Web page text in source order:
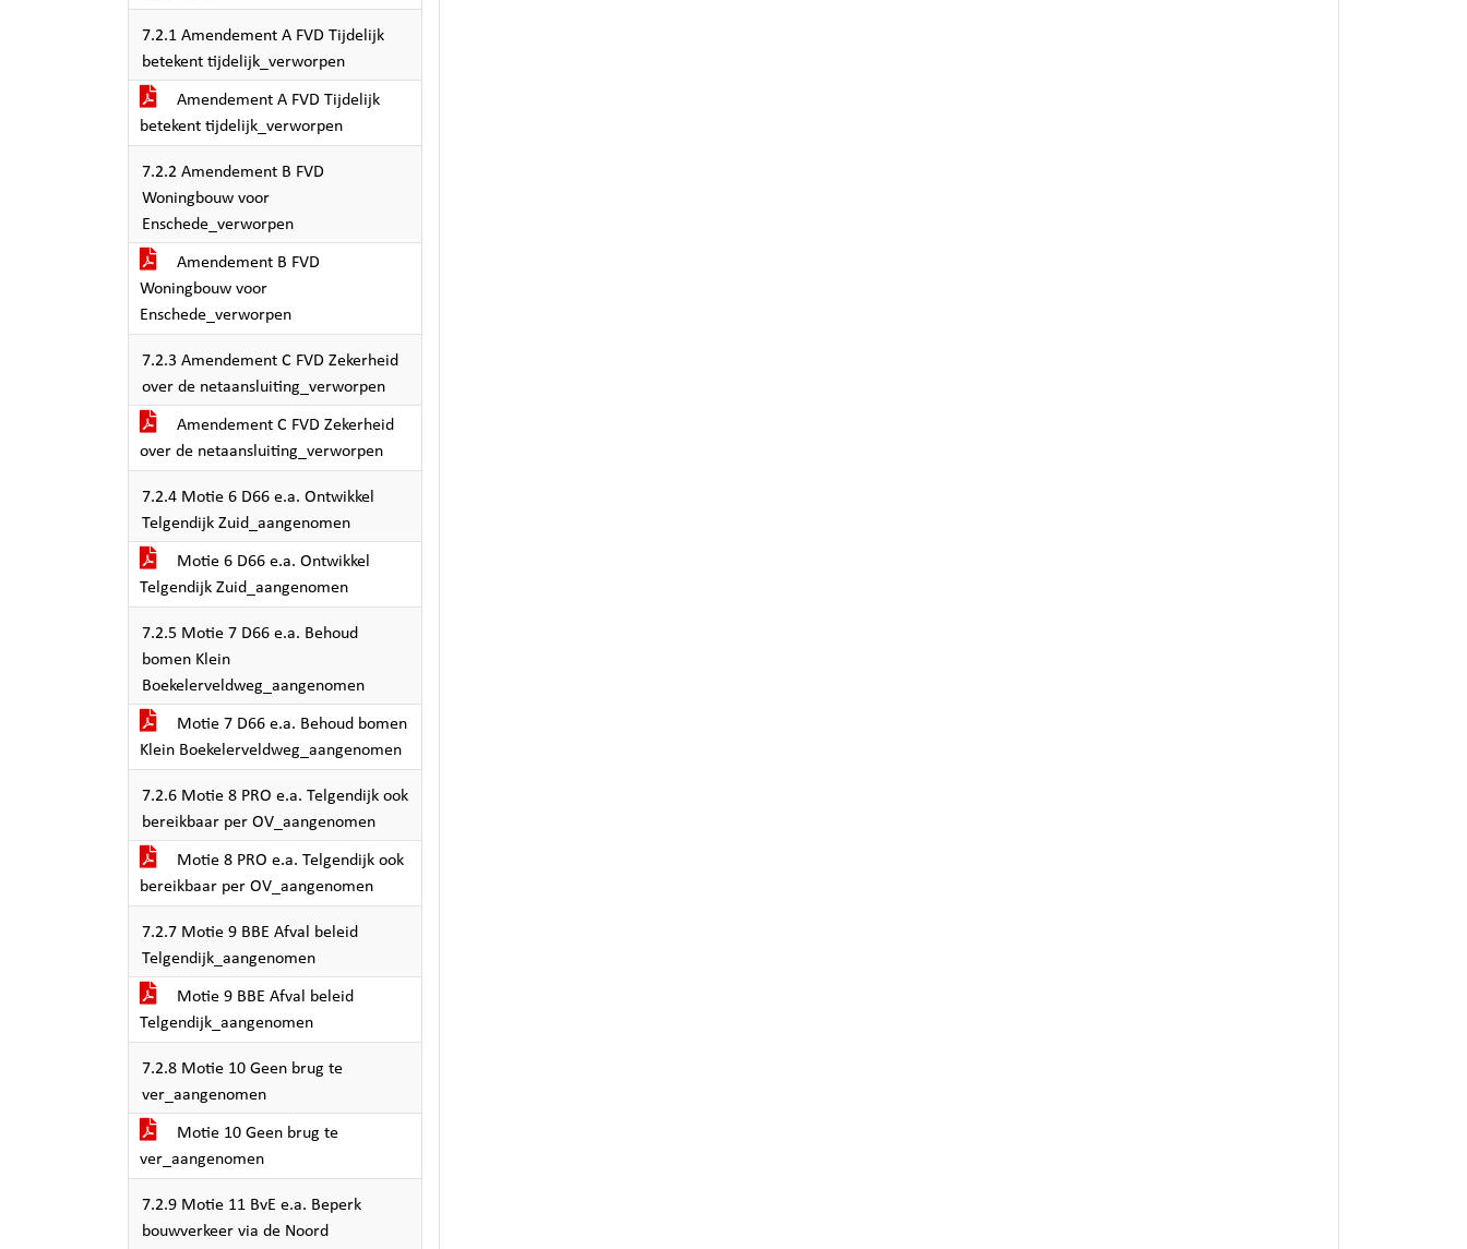
7.2.1 Amendement A FVD Tijdelijk
betekent tijdelijk_verworpen
Amendement A FVD Tijdelijk
betekent tijdelijk_verworpen
7.2.2 Amendement B FVD
Woningbouw voor
Enschede_verworpen
Amendement B FVD
Woningbouw voor
Enschede_verworpen
7.2.3 Amendement C FVD Zekerheid
over de netaansluiting_verworpen
Amendement C FVD Zekerheid
over de netaansluiting_verworpen
7.2.4 Motie 6 D66 e.a. Ontwikkel
Telgendijk Zuid_aangenomen
Motie 6 D66 e.a. Ontwikkel
Telgendijk Zuid_aangenomen
7.2.5 Motie 7 D66 e.a. Behoud
bomen Klein
Boekelerveldweg_aangenomen
Motie 7 D66 e.a. Behoud bomen
Klein Boekelerveldweg_aangenomen
7.2.6 Motie 8 PRO e.a. Telgendijk ook
bereikbaar per OV_aangenomen
Motie 8 PRO e.a. Telgendijk ook
bereikbaar per OV_aangenomen
7.2.7 Motie 9 BBE Afval beleid
Telgendijk_aangenomen
Motie 9 BBE Afval beleid
Telgendijk_aangenomen
7.2.8 Motie 10 Geen brug te
ver_aangenomen
Motie 10 Geen brug te
ver_aangenomen
7.2.9 Motie 11 BvE e.a. Beperk
bouwverkeer via de Noord